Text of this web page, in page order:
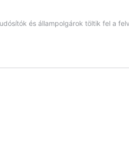
és állampolgárok töltik fel a